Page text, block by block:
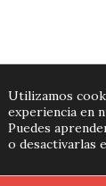
Utilizamos
experiencia en
Puedes
o desactivarlas